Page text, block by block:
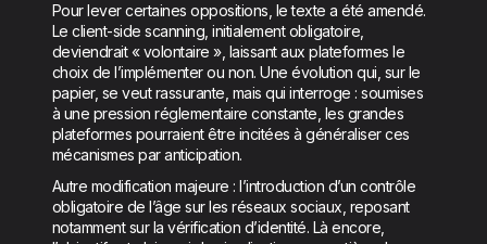
Pour lever certaines oppositions, le texte a été amendé.
Le client-side scanning, initialement obligatoire,
deviendrait « volontaire », laissant aux plateformes le
choix de l’implémenter ou non. Une évolution qui, sur le
papier, se veut rassurante, mais qui interroge : soumises
à une pression réglementaire constante, les grandes
plateformes pourraient être incitées à généraliser ces
mécanismes par anticipation.
Autre modification majeure : l’introduction d’un contrôle
obligatoire de l’âge sur les réseaux sociaux, reposant
notamment sur la vérification d’identité. Là encore,